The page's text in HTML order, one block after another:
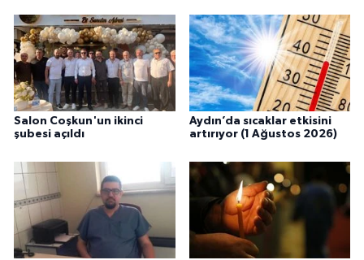
Salon Coşkun'un ikinci
şubesi açıldı
Aydın’da sıcaklar etkisini
artırıyor (1 Ağustos 2026)